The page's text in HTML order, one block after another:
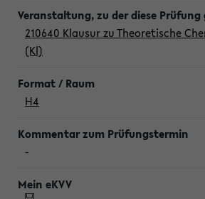
210640 Klausur zu Theoretische
(Kl)
H4
-